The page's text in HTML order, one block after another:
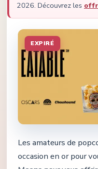
2026. Découvrez les
EXPIRÉ
Les amateurs de
occasion en or pour